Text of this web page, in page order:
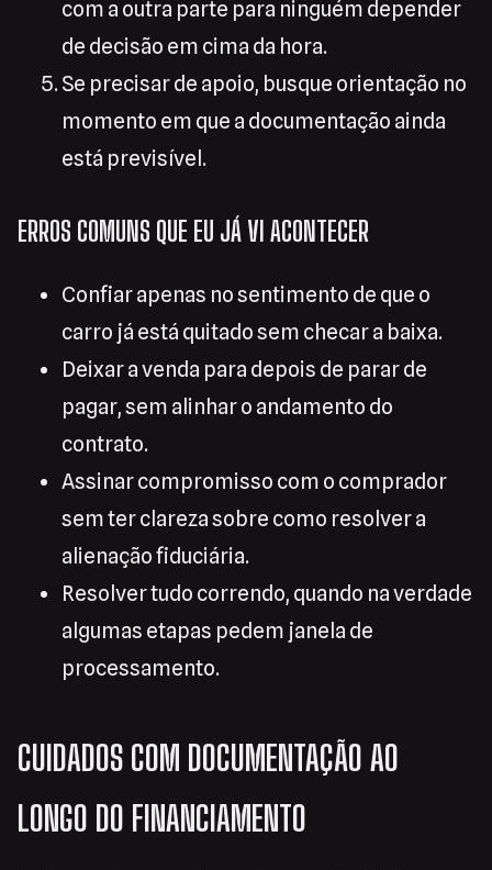
com a outra parte para ninguém depender
de decisão em cima da hora.
Se precisar de apoio, busque orientação no
momento em que a documentação ainda
está previsível.
ERROS COMUNS QUE EU JÁ VI ACONTECER
Confiar apenas no sentimento de que o
carro já está quitado sem checar a baixa.
Deixar a venda para depois de parar de
pagar, sem alinhar o andamento do
contrato.
Assinar compromisso com o comprador
sem ter clareza sobre como resolver a
alienação fiduciária.
Resolver tudo correndo, quando na verdade
algumas etapas pedem janela de
processamento.
CUIDADOS COM DOCUMENTAÇÃO AO
LONGO DO FINANCIAMENTO